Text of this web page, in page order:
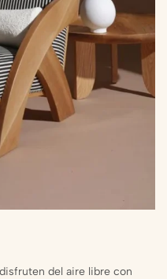
del aire libre con